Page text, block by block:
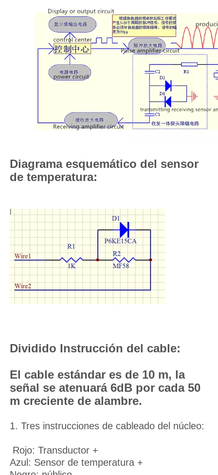
Diagrama esquemático del sensor
de temperatura:
Dividido Instrucción del cable:
El cable estándar es de 10 m, la
señal se atenuará 6dB por cada 50
m creciente de alambre.
1. Tres instrucciones de cableado del núcleo:
Rojo: Transductor +
Azul: Sensor de temperatura +